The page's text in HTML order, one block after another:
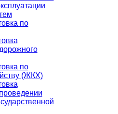
по
по
(ЖКХ)